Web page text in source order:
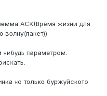
ACK(Время жизни для
волну(пакет))
параметром.
но только буржуйского